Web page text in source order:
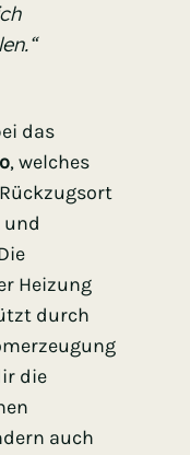
das
, welches
Heizung
durch
die
auch